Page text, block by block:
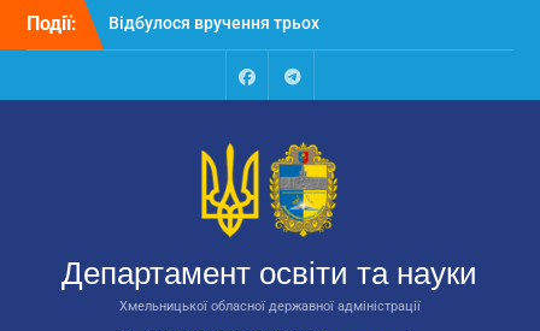
Перейти
Події:
Відбулося вручення трьох
автобусів для потреб
Відбулося засідання
освіти та науки обласної
державної адміністрації
Відбулась обласна
національно-патріотичне
виховання
FacebookTalegram
Департамент освіти та науки
Хмельницької обласної державної адміністрації